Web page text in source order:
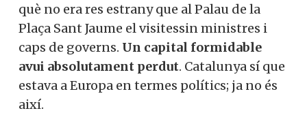
què no era res estrany que al Palau de la
Plaça Sant Jaume el visitessin ministres i
caps de governs. Un capital formidable
avui absolutament perdut. Catalunya sí que
estava a Europa en termes polítics; ja no és
així.